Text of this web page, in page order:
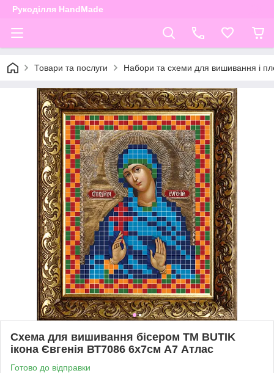
Рукоділля HandMade
Товари та послуги Набори та схеми для вишивання і
Схема для вишивання бісером ТМ BUTIK
ікона Євгенія ВТ7086 6х7см А7 Атлас
Готово до відправки